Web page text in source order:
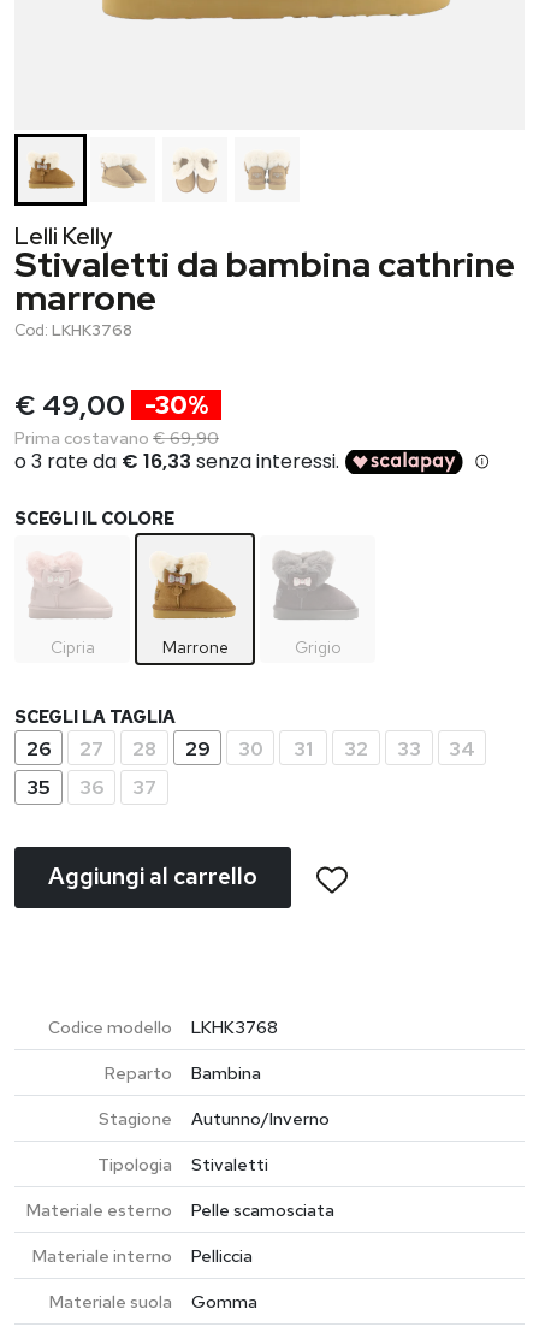
Lelli Kelly
Stivaletti da bambina cathrine
marrone
Cod: LKHK3768
€ 49,00 -30%
Prima costavano € 69,90
SCEGLI IL COLORE
Cipria Marrone Grigio
SCEGLI LA TAGLIA
26 27 28 29 30 31 32 33
34
35
36 37
Aggiungi al carrello
Codice modello
LKHK3768
Reparto
Bambina
Stagione
Autunno/Inverno
Tipologia
Stivaletti
Materiale esterno
Pelle scamosciata
Materiale interno
Pelliccia
Materiale suola
Gomma